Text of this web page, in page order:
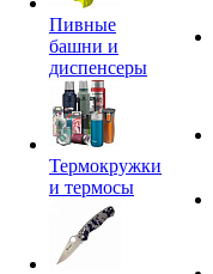
Пивные
башни и
диспенсеры
Термокружки
и термосы